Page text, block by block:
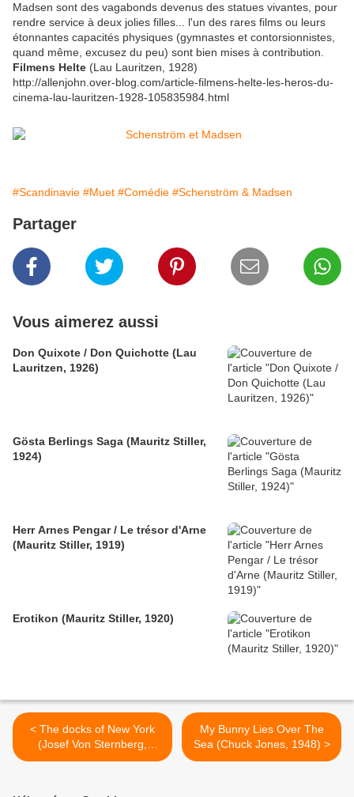
Madsen sont des vagabonds devenus des statues vivantes, pour
rendre service à deux jolies filles... l'un des rares films ou leurs
étonnantes capacités physiques (gymnastes et contorsionnistes,
quand même, excusez du peu) sont bien mises à contribution.
Filmens Helte (Lau Lauritzen, 1928)
http://allenjohn.over-blog.com/article-filmens-helte-les-heros-du-
cinema-lau-lauritzen-1928-105835984.html
#Scandinavie #Muet #Comédie #Schenström & Madsen
Partager
Vous aimerez aussi
Don Quixote / Don Quichotte (Lau
Lauritzen, 1926)
Gösta Berlings Saga (Mauritz Stiller,
1924)
Herr Arnes Pengar / Le trésor d'Arne
(Mauritz Stiller, 1919)
Erotikon (Mauritz Stiller, 1920)
< The docks of New York
(Josef Von Sternberg,
1928)
My Bunny Lies Over The
Sea (Chuck Jones, 1948) >